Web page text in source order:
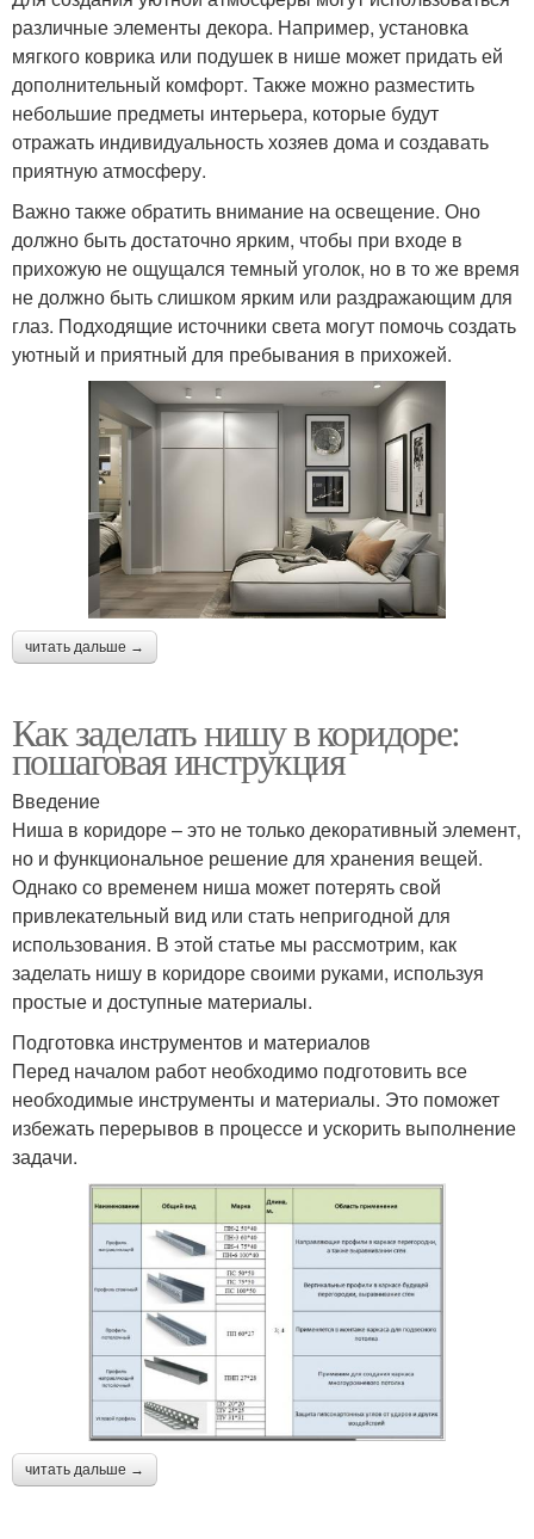
различные элементы декора. Например, установка
мягкого коврика или подушек в нише может придать ей
дополнительный комфорт. Также можно разместить
небольшие предметы интерьера, которые будут
отражать индивидуальность хозяев дома и создавать
приятную атмосферу.
Важно также обратить внимание на освещение. Оно
должно быть достаточно ярким, чтобы при входе в
прихожую не ощущался темный уголок, но в то же время
не должно быть слишком ярким или раздражающим для
глаз. Подходящие источники света могут помочь создать
уютный и приятный для пребывания в прихожей.
читать дальше →
Как заделать нишу в коридоре:
пошаговая инструкция
Введение
Ниша в коридоре – это не только декоративный элемент,
но и функциональное решение для хранения вещей.
Однако со временем ниша может потерять свой
привлекательный вид или стать непригодной для
использования. В этой статье мы рассмотрим, как
заделать нишу в коридоре своими руками, используя
простые и доступные материалы.
Подготовка инструментов и материалов
Перед началом работ необходимо подготовить все
необходимые инструменты и материалы. Это поможет
избежать перерывов в процессе и ускорить выполнение
задачи.
читать дальше →